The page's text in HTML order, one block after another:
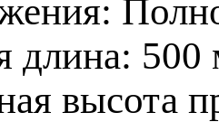
длина: 500
высота